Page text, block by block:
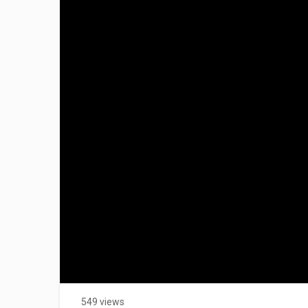
549 views